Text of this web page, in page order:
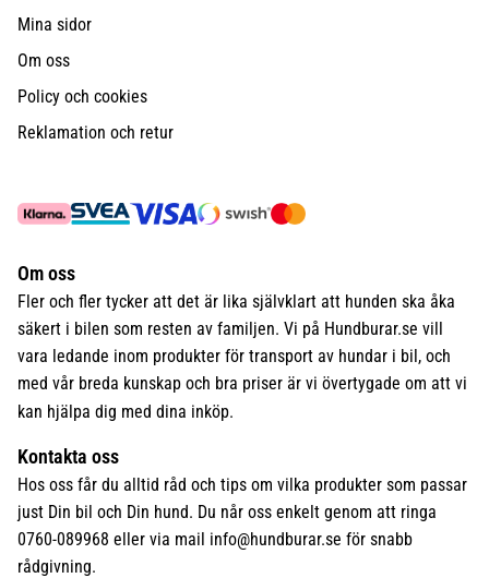
Mina sidor
Om oss
Policy och cookies
Reklamation och retur
Om oss
Fler och fler tycker att det är lika självklart att hunden ska åka
säkert i bilen som resten av familjen. Vi på Hundburar.se vill
vara ledande inom produkter för transport av hundar i bil, och
med vår breda kunskap och bra priser är vi övertygade om att vi
kan hjälpa dig med dina inköp.
Kontakta oss
Hos oss får du alltid råd och tips om vilka produkter som passar
just Din bil och Din hund. Du når oss enkelt genom att ringa
0760-089968 eller via mail info@hundburar.se för snabb
rådgivning.